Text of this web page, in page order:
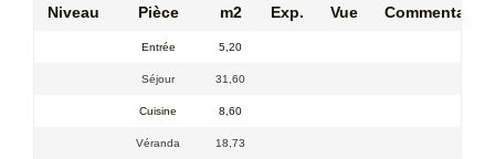
Niveau Pièce m2 Exp. Vue
Entrée 5,20
Séjour 31,60
Cuisine 8,60
Véranda 18,73